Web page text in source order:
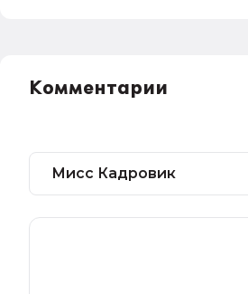
Комментарии